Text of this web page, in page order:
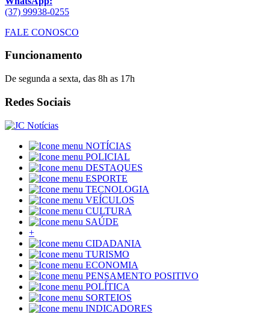
(37) 99938-0255
FALE CONOSCO
Funcionamento
De segunda a sexta, das 8h as 17h
Redes Sociais
NOTÍCIAS
POLICIAL
DESTAQUES
ESPORTE
TECNOLOGIA
VEÍCULOS
CULTURA
SAÚDE
+
CIDADANIA
TURISMO
ECONOMIA
PENSAMENTO POSITIVO
POLÍTICA
SORTEIOS
INDICADORES